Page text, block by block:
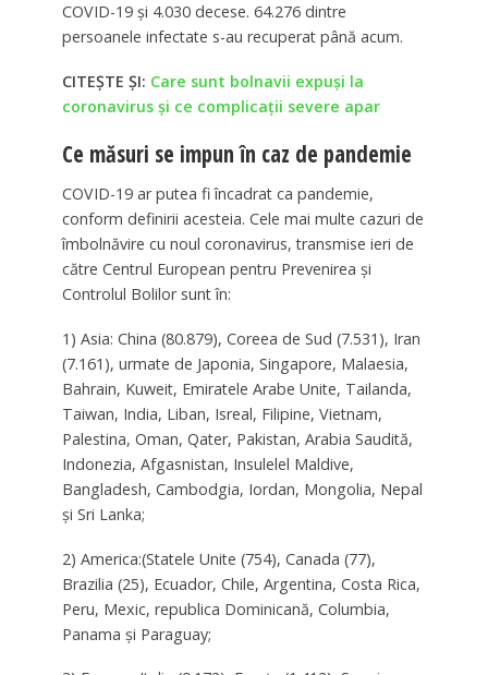
COVID-19 şi 4.030 decese. 64.276 dintre
persoanele infectate s-au recuperat până acum.
CITEȘTE ȘI: Care sunt bolnavii expuși la
coronavirus și ce complicații severe apar
Ce măsuri se impun în caz de pandemie
COVID-19 ar putea fi încadrat ca pandemie,
conform definirii acesteia. Cele mai multe cazuri de
îmbolnăvire cu noul coronavirus, transmise ieri de
către Centrul European pentru Prevenirea şi
Controlul Bolilor sunt în:
1) Asia: China (80.879), Coreea de Sud (7.531), Iran
(7.161), urmate de Japonia, Singapore, Malaesia,
Bahrain, Kuweit, Emiratele Arabe Unite, Tailanda,
Taiwan, India, Liban, Isreal, Filipine, Vietnam,
Palestina, Oman, Qater, Pakistan, Arabia Saudită,
Indonezia, Afgasnistan, Insulelel Maldive,
Bangladesh, Cambodgia, Iordan, Mongolia, Nepal
şi Sri Lanka;
2) America:(Statele Unite (754), Canada (77),
Brazilia (25), Ecuador, Chile, Argentina, Costa Rica,
Peru, Mexic, republica Dominicană, Columbia,
Panama şi Paraguay;